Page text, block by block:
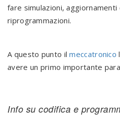
fare simulazioni,
riprogrammazioni.
A questo punto ilmeccatronico
avere un primo importante
Info su codifica e